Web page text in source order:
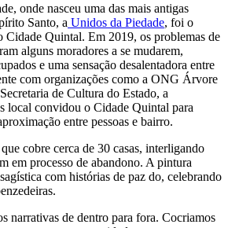
onde nasceu uma das mais antigas
Santo, a Unidos da Piedade, foi o
Cidade Quintal. Em 2019, os problemas de
alguns moradores a se mudarem,
e uma sensação desalentadora entre
com organizações como a ONG Árvore
de Cultura do Estado, a
local convidou o Cidade Quintal para
entre pessoas e bairro.
cobre cerca de 30 casas, interligando
em processo de abandono. A pintura
com histórias de paz do, celebrando
narrativas de dentro para fora. Cocriamos